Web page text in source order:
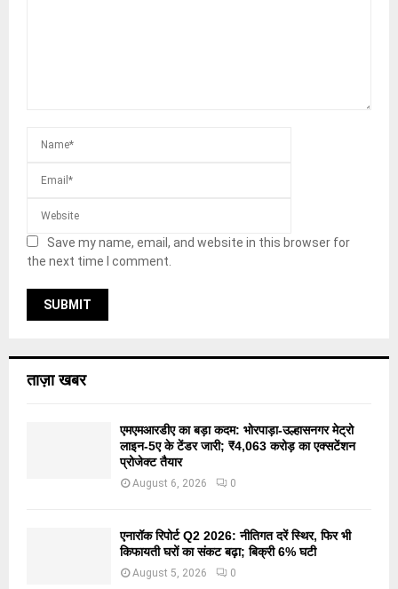
Save my name, email, and website in this browser for
the next time I comment.
ताज़ा खबर
एमएमआरडीए का बड़ा कदम: भोरपाड़ा-उल्हासनगर मेट्रो
लाइन-5ए के टेंडर जारी; ₹4,063 करोड़ का एक्सटेंशन
प्रोजेक्ट तैयार
August 6, 2026 0
एनारॉक रिपोर्ट Q2 2026: नीतिगत दरें स्थिर, फिर भी
किफायती घरों का संकट बढ़ा; बिक्री 6% घटी
August 5, 2026 0